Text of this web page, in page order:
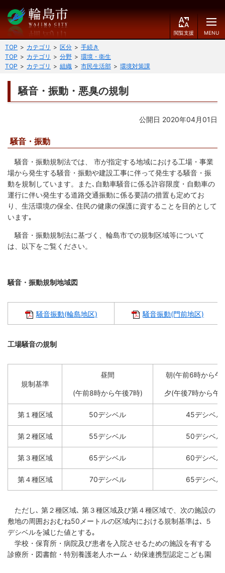
閲
覧
E
文字の大きさ
小
中
背景色
黒
青 白
読み上げる
言語を変更する
E
n
g
i
s
h
简
文
体
中
文
국
어
届出・登録・証明 保険・年金・介護
健康・予防
税 育児・教育
住宅・インフラ 環境・衛生
消費生活 輪島市ケーブルテレビ
移住・定住
事業者の方へ
観光情報 市の紹介
世界農業遺産
市政情報
市役所ご案内
行政 教育行政
農業委員会 議会
選挙
防災
防災・救急
TOP カテゴリ 区分
手続き
TOP
カテゴリ 分野
環境・衛生
TOP
カテゴリ 組織 市民生活部 環境対策課
騒音・振動・悪臭の規制
公開日 2020年04月01日
騒音・振動
騒音・振動規制法では、 市が指定する地域における工場・事業
場から発生する騒音・振動や建設工事に伴って発生する騒音・振
動を規制しています。また､自動車騒音に係る許容限度・自動車の
運行に伴い発生する道路交通振動に係る要請の措置も定めてお
り、生活環境の保全､ 住民の健康の保護に資することを目的として
います｡
騒音・振動規制法に基づく、輪島市での規制区域等について
は、以下をご覧ください。
騒音・振動規制地域図
騒音振動(輪島地区) 騒音振動(門前地区)
工場騒音の規制
規制基準
昼間
(午前8時から午後7時)
朝(午前6時から午
夕(午後7時から午
第１種区域 50デシベル 45デシベル
第２種区域 55デシベル 50デシベル
第３種区域 65デシベル 60デシベル
第４種区域 70デシベル 65デシベル
ただし､ 第２種区域､ 第３種区域及び第４種区域で、次の施設の
敷地の周囲おおむね50メートルの区域内における規制基準は､ ５
デシベルを減じた値とする｡
学校・保育所・病院及び患者を入院させるための施設を有する
診療所・図書館・特別養護老人ホーム・幼保連携型認定こども園